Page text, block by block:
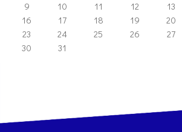
9
10 11 12 13
16
17 18 19 20
23
24 25 26 27
30
31